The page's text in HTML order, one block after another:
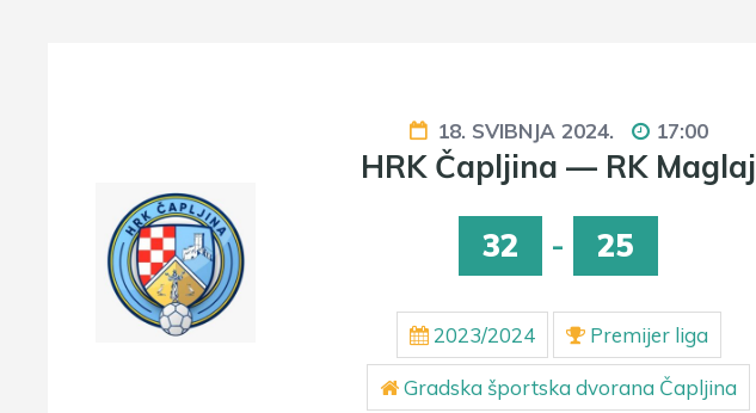
18. SVIBNJA 2024. 17:00
HRK Čapljina — RK Maglaj
32
- 25
2023/2024 Premijer liga
Gradska športska dvorana Čapljina